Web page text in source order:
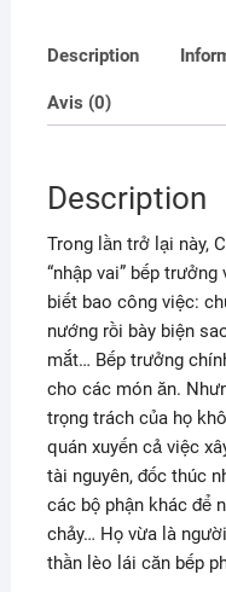
Description
Avis (0)
Description
Trong lần trở lại này,
“nhập vai” bếp
biết bao công việc:
nướng rồi bày biện
mắt… Bếp trưởng
cho các món ăn.
trọng trách của họ
quán xuyến cả việc
tài nguyên, đốc thúc
các bộ phận khác để
chảy… Họ vừa là
thần lèo lái căn bếp